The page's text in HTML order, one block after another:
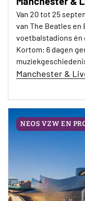
Van 20 tot 25
van The Beatles
voetbalstadions én
Kortom: 6 dagen
Manchester &
NEOS VZW EN